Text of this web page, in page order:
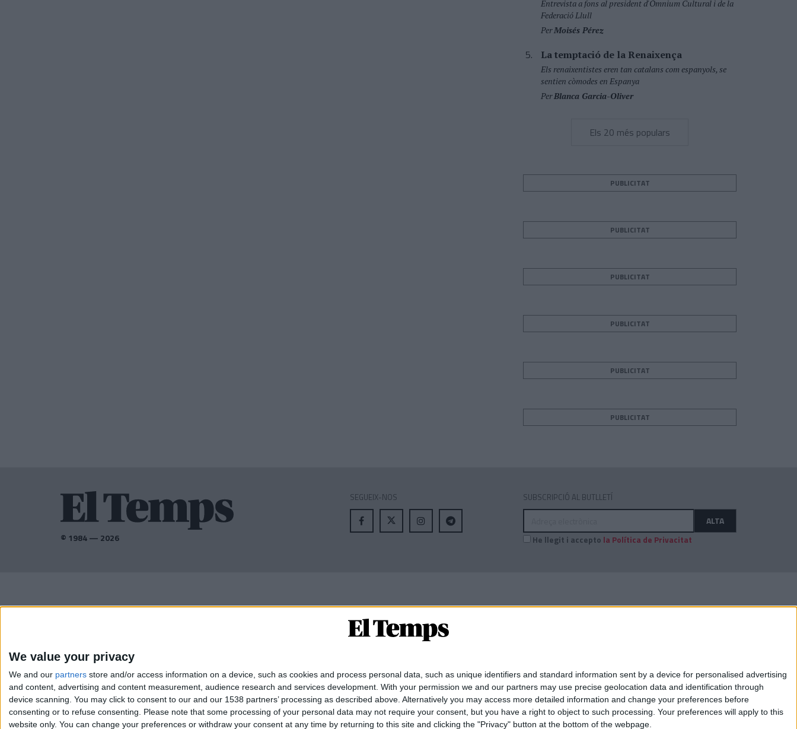
We value your privacy
We and our partners store and/or access information on a device, such as cookies and process personal data, such as unique identifiers and standard information sent by a device for personalised advertising
and content, advertising and content measurement, audience research and services development. With your permission we and our partners may use precise geolocation data and identification through
device scanning. You may click to consent to our and our 1538 partners’ processing as described above. Alternatively you may access more detailed information and change your preferences before
consenting or to refuse consenting.
Please note that some processing of your personal data may not require your consent, but you have a right to object to such processing. Your preferences will apply to this
website only. You can change your preferences or withdraw your consent at any time by returning to this site and clicking the "Privacy" button at the bottom of the webpage.
Entrevista a fons al president d'Òmnium Cultural i de la
Federació Llull
PerMoisés Pérez
La temptació de la Renaixença
Els renaixentistes eren tan catalans com espanyols, se
sentien còmodes en Espanya
PerBlanca Garcia-Oliver
Els 20 més populars
PUBLICITAT
PUBLICITAT
PUBLICITAT
PUBLICITAT
PUBLICITAT
PUBLICITAT
© 1984 — 2026
SEGUEIX-NOS SUBSCRIPCIÓ AL BUTLLETÍ
Adreça
ALTA
He llegit i accepto la Política de Privacitat